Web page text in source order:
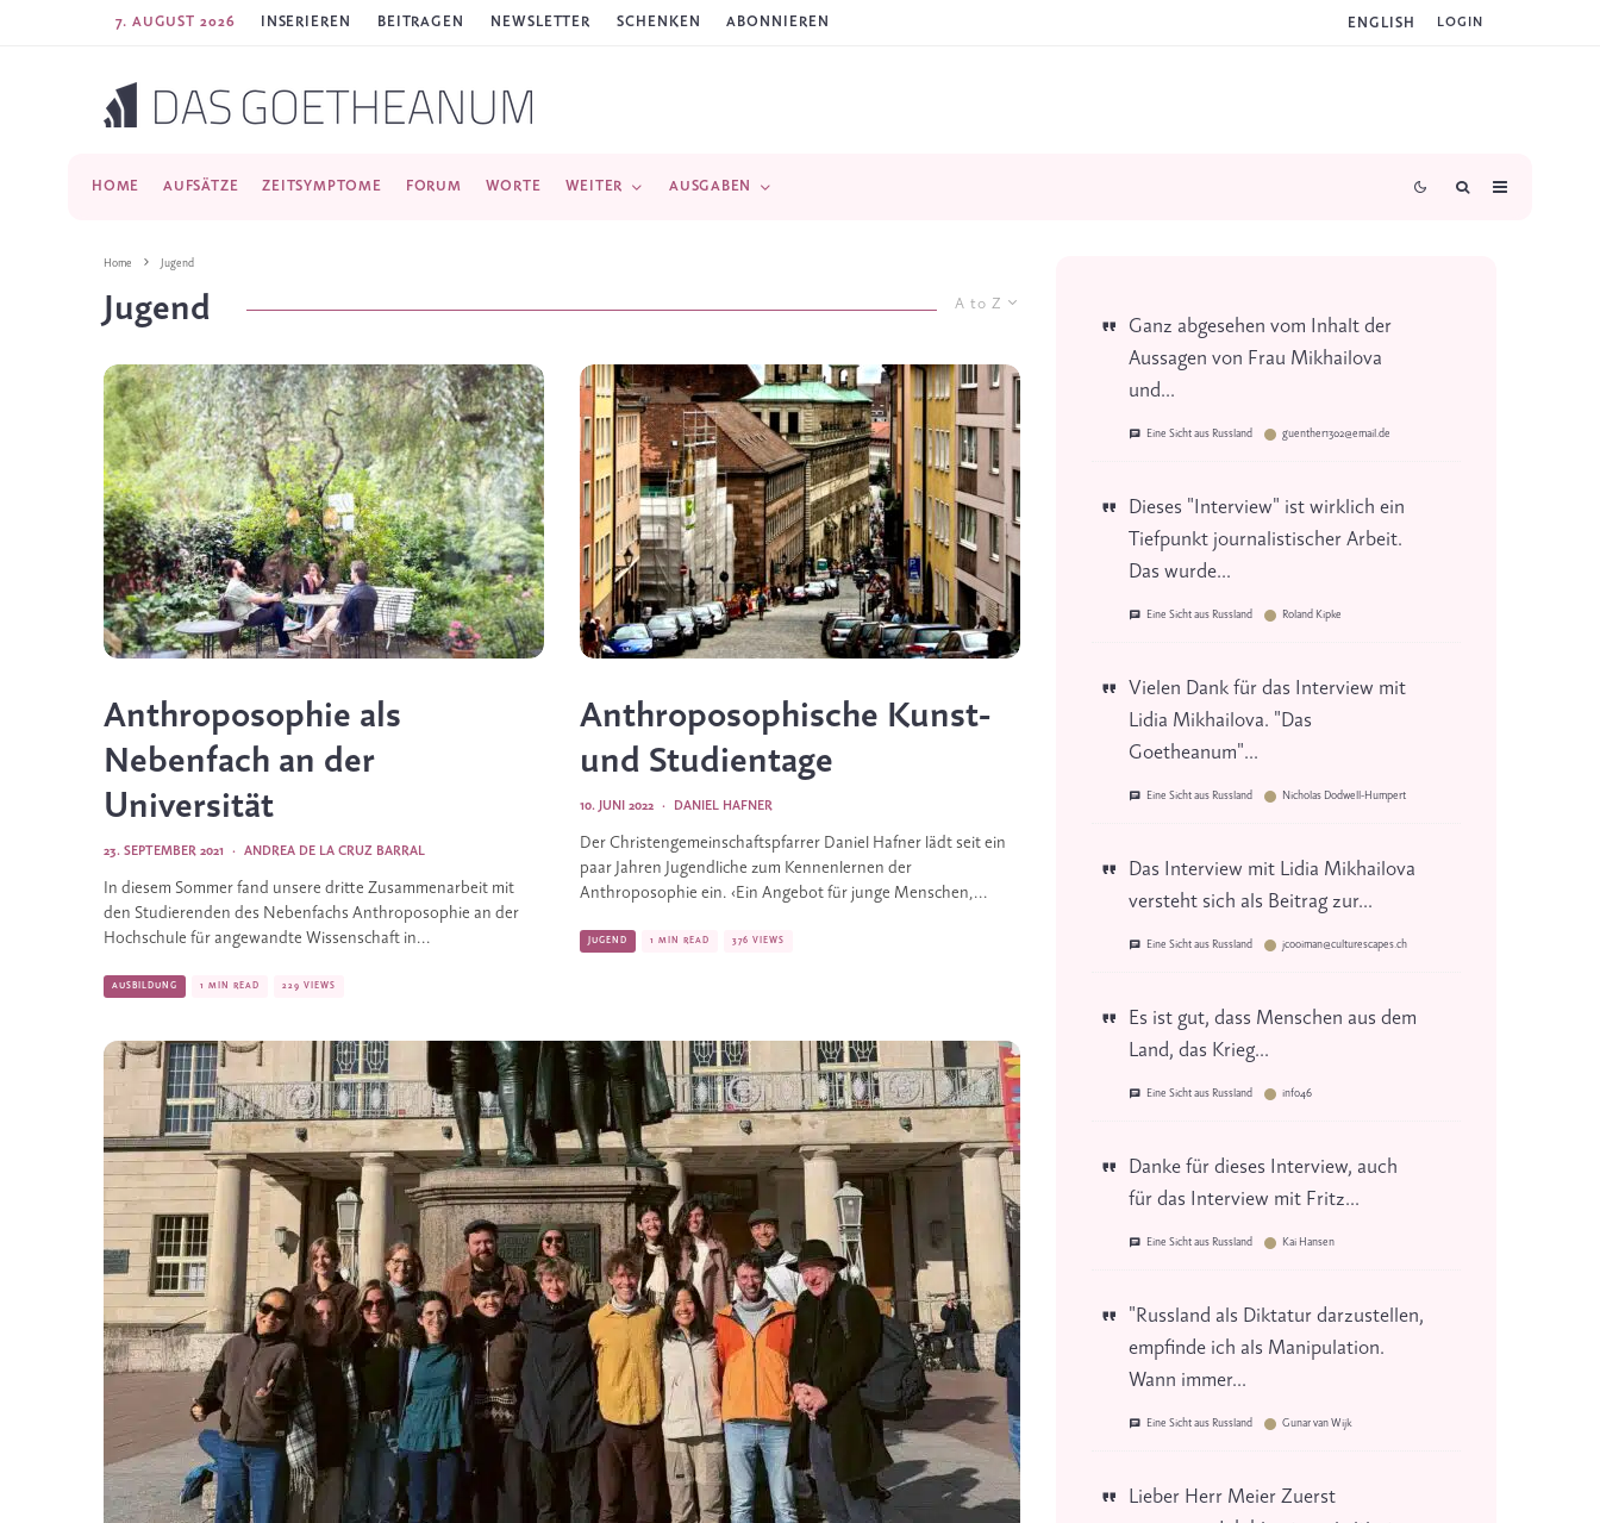
7. AUGUST 2026 INSERIEREN BEITRAGEN NEWSLETTER SCHENKEN ABONNIEREN ENGLISH LOGIN
HOME AUFSÄTZE ZEITSYMPTOME FORUM WORTE WEITER AUSGABEN
Home Jugend
A to Z
Jugend
Anthroposophie als
Nebenfach an der
Universität
ANDREA DE LA CRUZ BARRAL
·
23. SEPTEMBER 2021
In diesem Sommer fand unsere dritte Zusammenarbeit mit
den Studierenden des Nebenfachs Anthroposophie an der
Hochschule für angewandte Wissenschaft in...
AUSBILDUNG 1 MIN READ 229 VIEWS
Anthroposophische Kunst-
und Studientage
DANIEL HAFNER
·
10. JUNI 2022
Der Christengemeinschaftspfarrer Daniel Hafner lädt seit ein
paar Jahren Jugendliche zum Kennenlernen der
Anthroposophie ein. ‹Ein Angebot für junge Menschen,...
JUGEND 1 MIN READ 376 VIEWS
Ganz abgesehen vom Inhalt der
Aussagen von Frau Mikhailova
und...
Eine Sicht aus Russland guenther1302@email.de
Dieses "Interview" ist wirklich ein
Tiefpunkt journalistischer Arbeit.
Das wurde...
Eine Sicht aus Russland Roland Kipke
Vielen Dank für das Interview mit
Lidia Mikhailova. "Das
Goetheanum"...
Eine Sicht aus Russland Nicholas Dodwell-Humpert
Das Interview mit Lidia Mikhailova
versteht sich als Beitrag zur...
Eine Sicht aus Russland jcooiman@culturescapes.ch
Es ist gut, dass Menschen aus dem
Land, das Krieg...
Eine Sicht aus Russland info46
Danke für dieses Interview, auch
für das Interview mit Fritz...
Eine Sicht aus Russland Kai Hansen
"Russland als Diktatur darzustellen,
empfinde ich als Manipulation.
Wann immer...
Eine Sicht aus Russland Gunar van Wijk
Lieber Herr Meier Zuerst